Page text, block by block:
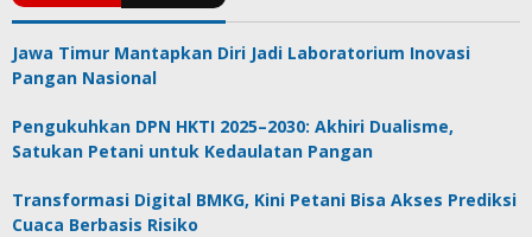
Jawa Timur Mantapkan Diri Jadi Laboratorium Inovasi
Pangan Nasional
Pengukuhkan DPN HKTI 2025–2030: Akhiri Dualisme,
Satukan Petani untuk Kedaulatan Pangan
Transformasi Digital BMKG, Kini Petani Bisa Akses Prediksi
Cuaca Berbasis Risiko